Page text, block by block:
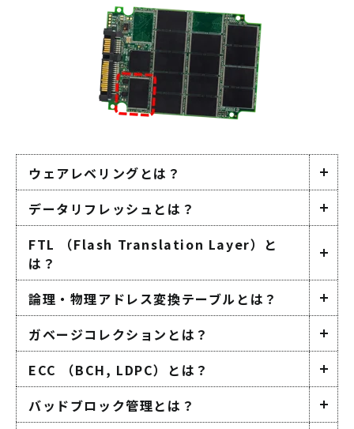
ウェアレベリングとは？
データリフレッシュとは？
FTL （Flash Translation Layer）と
は？
論理・物理アドレス変換テーブルとは？
ガベージコレクションとは？
ECC （BCH, LDPC）とは？
バッドブロック管理とは？